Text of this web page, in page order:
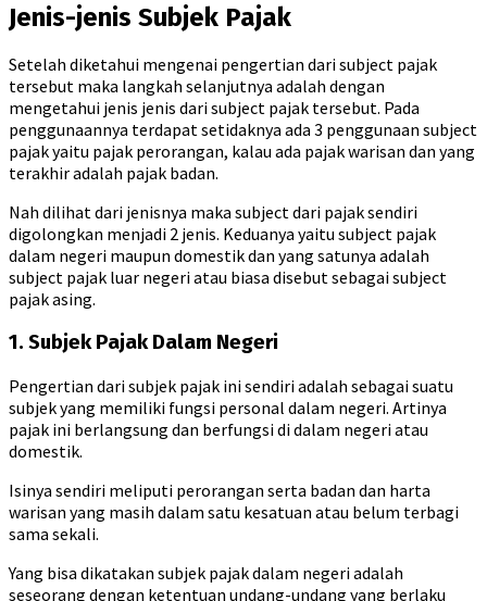
Jenis-jenis Subjek Pajak
Setelah diketahui mengenai pengertian dari subject pajak
tersebut maka langkah selanjutnya adalah dengan
mengetahui jenis jenis dari subject pajak tersebut. Pada
penggunaannya terdapat setidaknya ada 3 penggunaan subject
pajak yaitu pajak perorangan, kalau ada pajak warisan dan yang
terakhir adalah pajak badan.
Nah dilihat dari jenisnya maka subject dari pajak sendiri
digolongkan menjadi 2 jenis. Keduanya yaitu subject pajak
dalam negeri maupun domestik dan yang satunya adalah
subject pajak luar negeri atau biasa disebut sebagai subject
pajak asing.
1. Subjek Pajak Dalam Negeri
Pengertian dari subjek pajak ini sendiri adalah sebagai suatu
subjek yang memiliki fungsi personal dalam negeri. Artinya
pajak ini berlangsung dan berfungsi di dalam negeri atau
domestik.
Isinya sendiri meliputi perorangan serta badan dan harta
warisan yang masih dalam satu kesatuan atau belum terbagi
sama sekali.
Yang bisa dikatakan subjek pajak dalam negeri adalah
seseorang dengan ketentuan undang-undang yang berlaku